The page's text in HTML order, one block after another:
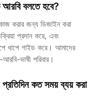
বলতে হবে?
করার জন্য ডিজাইন করা
প্রদান করে, এবং
ধাপে গাইড করে। আমাদের
ভাষী পরিবার।
কত সময় ব্যয় করা